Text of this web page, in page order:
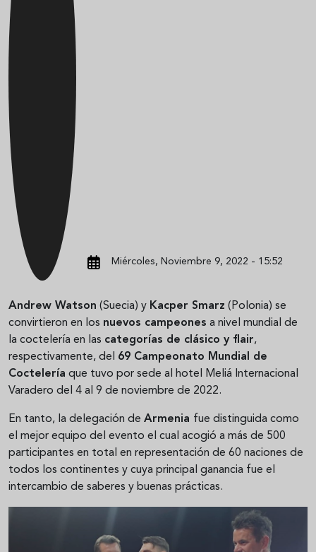
Miércoles, Noviembre 9, 2022 - 15:52
Andrew Watson (Suecia) y Kacper Smarz (Polonia) se
convirtieron en los nuevos campeones a nivel mundial de
la coctelería en las categorías de clásico y flair,
respectivamente, del 69 Campeonato Mundial de
Coctelería que tuvo por sede al hotel Meliá Internacional
Varadero del 4 al 9 de noviembre de 2022.
En tanto, la delegación de Armenia fue distinguida como
el mejor equipo del evento el cual acogió a más de 500
participantes en total en representación de 60 naciones de
todos los continentes y cuya principal ganancia fue el
intercambio de saberes y buenas prácticas.